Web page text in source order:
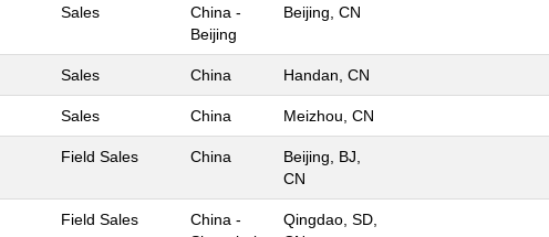
Sales
China -
Beijing
Beijing, CN
Sales China Handan, CN
Sales China Meizhou, CN
Field Sales China
Beijing, BJ,
CN
Field Sales
China -
Qingdao, SD,